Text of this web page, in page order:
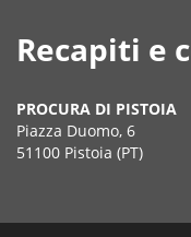
Recapiti e
PROCURA DI PISTOIA
Piazza Duomo, 6
51100 Pistoia (PT)